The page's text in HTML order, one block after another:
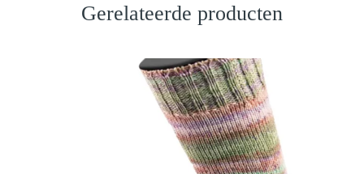
Gerelateerde producten